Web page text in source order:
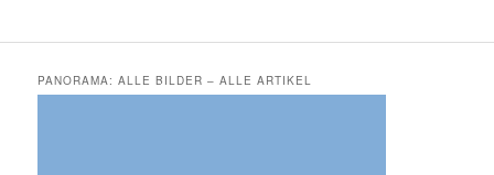
PANORAMA: ALLE BILDER – ALLE ARTIKEL